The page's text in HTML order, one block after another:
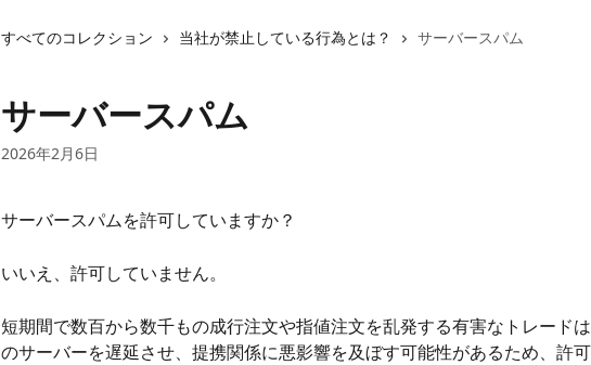
すべてのコレクション 当社が禁止している行為とは？ サーバースパム
サーバースパム
2026年2月6日
サーバースパムを許可していますか？
いいえ、許可していません。
短期間で数百から数千もの成行注文や指値注文を乱発する有害なトレード
のサーバーを遅延させ、提携関係に悪影響を及ぼす可能性があるため、許